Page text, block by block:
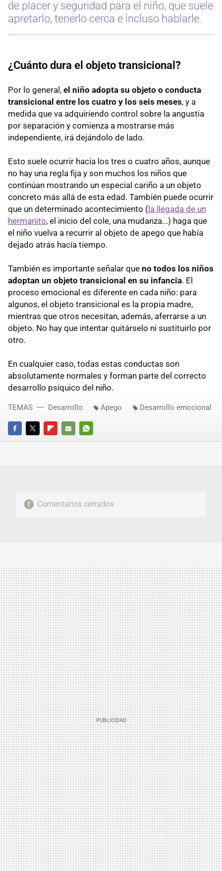
de placer y seguridad para el niño, que suele
apretarlo, tenerlo cerca e incluso hablarle.
¿Cuánto dura el objeto transicional?
Por lo general, el niño adopta su objeto o conducta
transicional entre los cuatro y los seis meses, y a
medida que va adquiriendo control sobre la angustia
por separación y comienza a mostrarse más
independiente, irá dejándolo de lado.
Esto suele ocurrir hacia los tres o cuatro años, aunque
no hay una regla fija y son muchos los niños que
continúan mostrando un especial cariño a un objeto
concreto más allá de esta edad. También puede ocurrir
que un determinado acontecimiento (la llegada de un
hermanito, el inicio del cole, una mudanza...) haga que
el niño vuelva a recurrir al objeto de apego que había
dejado atrás hacía tiempo.
También es importante señalar que no todos los niños
adoptan un objeto transicional en su infancia. El
proceso emocional es diferente en cada niño: para
algunos, el objeto transicional es la propia madre,
mientras que otros necesitan, además, aferrarse a un
objeto. No hay que intentar quitárselo ni sustituirlo por
otro.
En cualquier caso, todas estas conductas son
absolutamente normales y forman parte del correcto
desarrollo psíquico del niño.
FACEBOOKTWITTERFLIPBOARD
E-
WHATSAPP
TEMAS Desarrollo Apego Desarrollo emocional
Comentarios cerrados